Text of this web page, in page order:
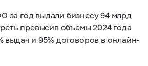
за год выдали бизнесу 94 млрд
превысив объемы 2024 года
выдач и 95% договоров в онлайн-